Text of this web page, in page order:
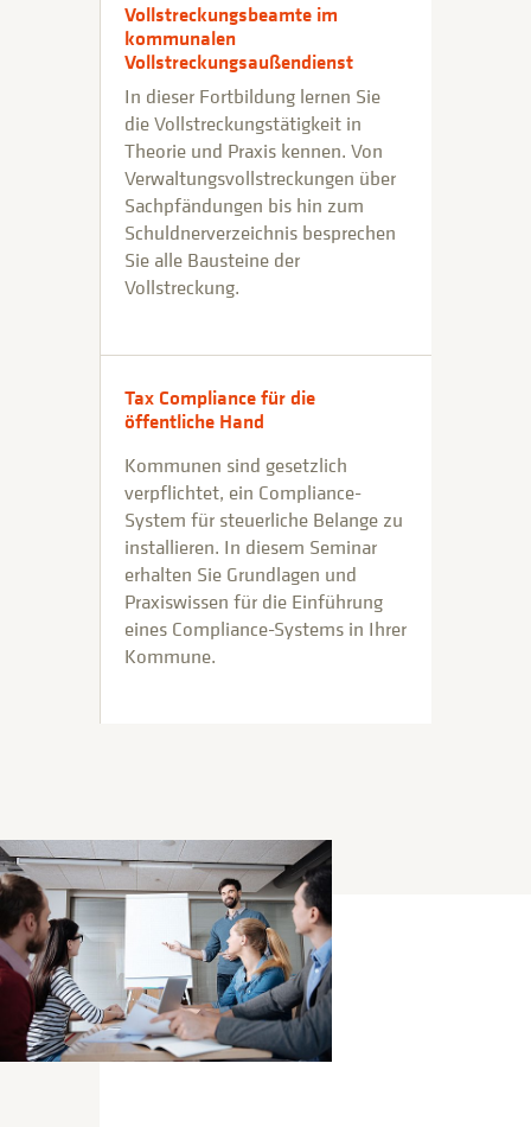
Vollstreckungsbeamte im
kommunalen
Vollstreckungsaußendienst
In dieser Fortbildung lernen Sie
die Vollstreckungstätigkeit in
Theorie und Praxis kennen. Von
Verwaltungsvollstreckungen über
Sachpfändungen bis hin zum
Schuldnerverzeichnis besprechen
Sie alle Bausteine der
Vollstreckung.
Tax Compliance für die
öffentliche Hand
Kommunen sind gesetzlich
verpflichtet, ein Compliance-
System für steuerliche Belange zu
installieren. In diesem Seminar
erhalten Sie Grundlagen und
Praxiswissen für die Einführung
eines Compliance-Systems in Ihrer
Kommune.